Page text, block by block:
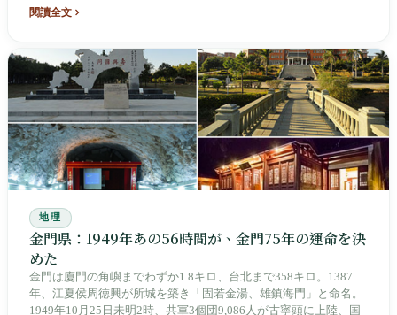
く基礎でもあります。
閱讀全文
地理
金門県：1949年あの56時間が、金門75年の運命を決
めた
金門は廈門の角嶼までわずか1.8キロ、台北まで358キロ。1387
年、江夏侯周徳興が所城を築き「固若金湯、雄鎮海門」と命名。
1949年10月25日未明2時、共軍3個団9,086人が古寧頭に上陸、国